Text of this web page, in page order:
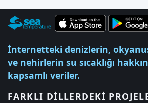
İnternetteki denizlerin,
ve nehirlerin su sıcaklığı
kapsamlı veriler.
FARKLI DILLERDEKI